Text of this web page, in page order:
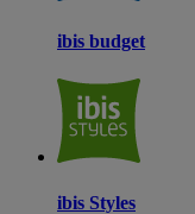
ibis budget
ibis Styles